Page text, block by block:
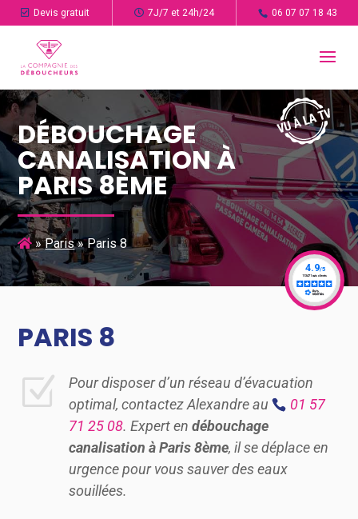
Devis gratuit 7J/7 et 24h/24 06 07 07 18 43
DÉBOUCHAGE
CANALISATION À
PARIS 8ÈME
»Paris»Paris 8
PARIS 8
Z
Pour disposer d’un réseau d’évacuation
optimal, contactez Alexandre au
01 57
71 25 08. Expert endébouchage
canalisation à Paris 8ème, il se déplace en
urgence pour vous sauver des eaux
souillées.